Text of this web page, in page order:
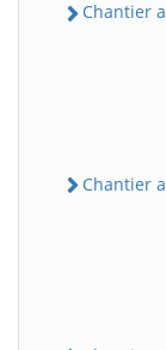
Chantier
Chantier